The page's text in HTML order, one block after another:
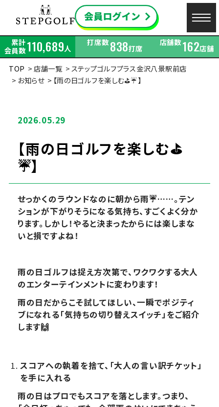
累計
会員数110,689人
打席数838打席
店舗数162店舗
TOP
店舗一覧
ステップゴルフプラス金沢八景駅前店
お知らせ
【雨の日ゴルフを楽しむ⛳️☔️】
2026.05.29
【雨の日ゴルフを楽しむ⛳️
☔️】
せっかくのラウンドなのに朝から雨☔️……。テン
ションが下がりそうになる気持ち、すごくよく分か
ります。しかし！やると決まったからには楽しまな
いと損ですよね！
雨の日ゴルフは捉え方次第で、ワクワクする大人
のエンターテインメントに変わります！
雨の日だからこそ試してほしい、一瞬でポジティ
ブになれる「気持ちの切り替えスイッチ」をご紹介
します🙌
スコアへの執着を捨て、「大人の言い訳チケット」
を手に入れる
雨の日はプロでもスコアを落とします。つまり、